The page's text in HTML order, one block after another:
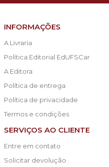
INFORMAÇÕES
A Livraria
Política Editorial EdUFSCar
A Editora
Política de entrega
Política de privacidade
Termos e condições
SERVIÇOS AO CLIENTE
Entre em contato
Solicitar devolução